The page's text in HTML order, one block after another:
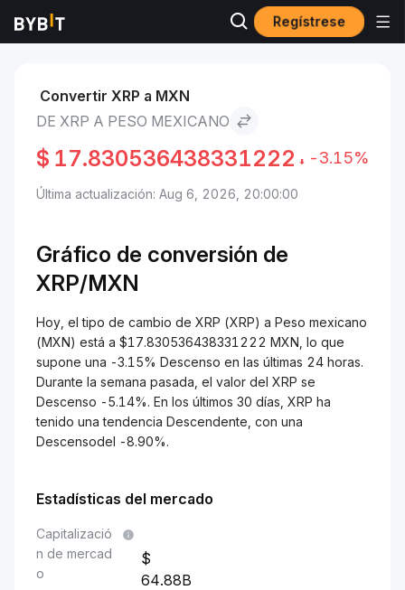
Regístrese
Mercados XRP to Peso mexicano
Convertir XRP a MXN
DE XRP A PESO MEXICANO
$ 17.830536438331222 -3.15%
Última actualización: Aug 6, 2026, 20:00:00
Gráfico de conversión de
XRP/MXN
Hoy, el tipo de cambio de XRP (XRP) a Peso mexicano
(MXN) está a $17.830536438331222 MXN, lo que
supone una -3.15% Descenso en las últimas 24 horas.
Durante la semana pasada, el valor del XRP se
Descenso -5.14%. En los últimos 30 días, XRP ha
tenido una tendencia Descendente, con una
Descensodel -8.90%.
Estadísticas del mercado
Capitalizació
n de mercad
o
64.88B